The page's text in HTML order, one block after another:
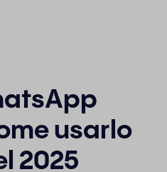
usarlo
2025